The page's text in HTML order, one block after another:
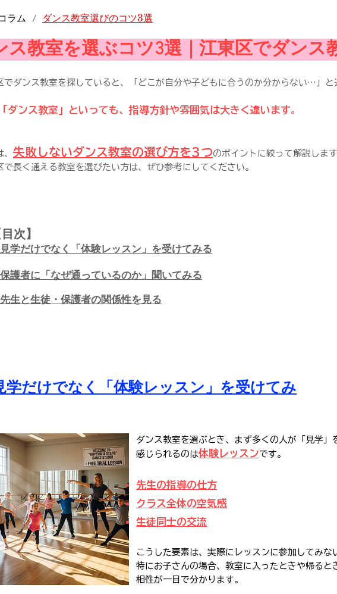
ラム / ダンス教室選びのコツ3選
ス教室を選ぶコツ3選｜江東区でダンス
でダンス教室を探していると、「どこが自分や子どもに合うのか分からない…」と
ダンス教室」といっても、指導方針や雰囲気は大きく違います。
失敗しないダンス教室の選び方を3つ​のポイントに絞って解説します
で長く通える教室を選びたい方は、ぜひ参考にしてください。
目次​】
学だけでなく「体験レッスン」を受けてみる
護者に「なぜ通っているのか」聞いてみる​
生と生徒・保護者の関係性を見る
学だけでなく「体験レッスン」を受けてみ
ダンス教室を選ぶとき、まず多くの人が「見学」
感じられるのは体験レッスンです。
先生の指導の仕方
クラス全体の空気感
生徒同士の交流​
こうした要素は、実際にレッスンに参加してみな
特にお子さんの場合、教室に入ったときや帰ると
相性が一目で分かります。